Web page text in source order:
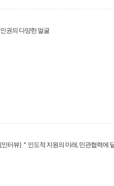
인권의 다양한 얼굴
[인터뷰] ＂인도적 지원의 미래, 민관협력에